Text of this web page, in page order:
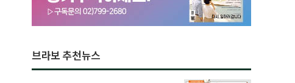
브라보 추천뉴스